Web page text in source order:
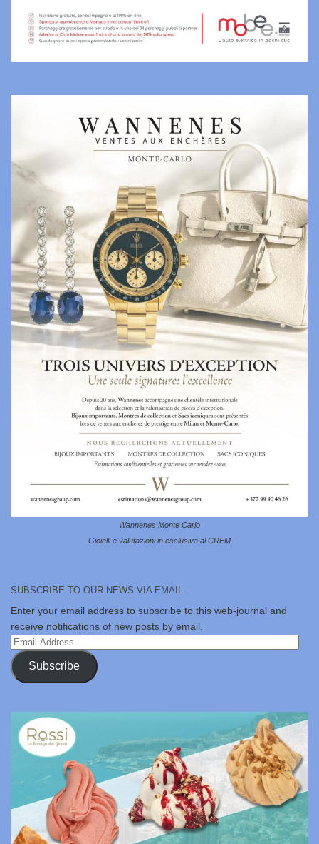
Wannenes Monte Carlo
Gioielli e valutazioni in esclusiva al CREM
SUBSCRIBE TO OUR NEWS VIA EMAIL
Enter your email address to subscribe to this web-journal and
receive notifications of new posts by email.
Email
Address
Subscribe